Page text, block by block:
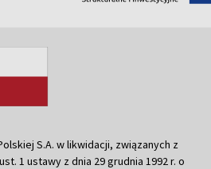
S.A. w likwidacji, związanych z
1 ustawy z dnia 29 grudnia 1992 r. o